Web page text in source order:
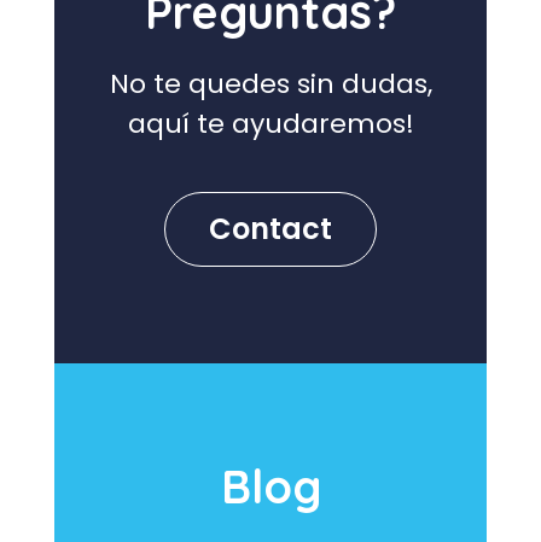
Preguntas?
No te quedes sin dudas,
aquí te ayudaremos!
Contact
Blog